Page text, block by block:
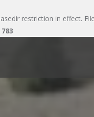
restriction in effect.
783